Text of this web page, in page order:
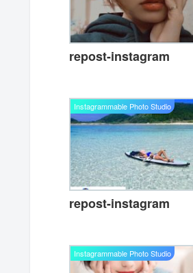
repost-instagram
Instagrammable Photo Studio
repost-instagram
Instagrammable Photo Studio